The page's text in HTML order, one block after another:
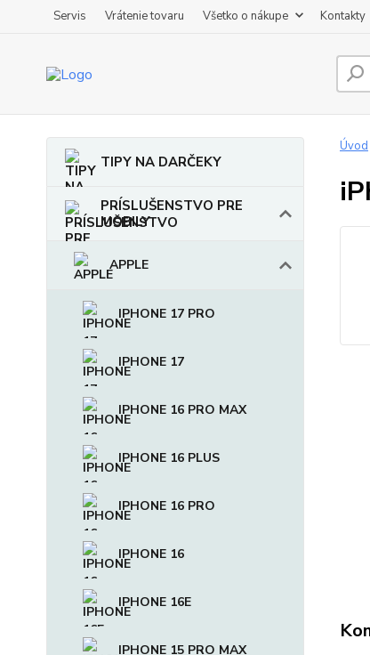
Servis Vrátenie tovaru Všetko o nákupe Kontakty
TIPY NA DARČEKY
PRÍSLUŠENSTVO PRE
MOBILY
APPLE
IPHONE 17 PRO
IPHONE 17
IPHONE 16 PRO MAX
IPHONE 16 PLUS
IPHONE 16 PRO
IPHONE 16
IPHONE 16E
IPHONE 15 PRO MAX
Úvod